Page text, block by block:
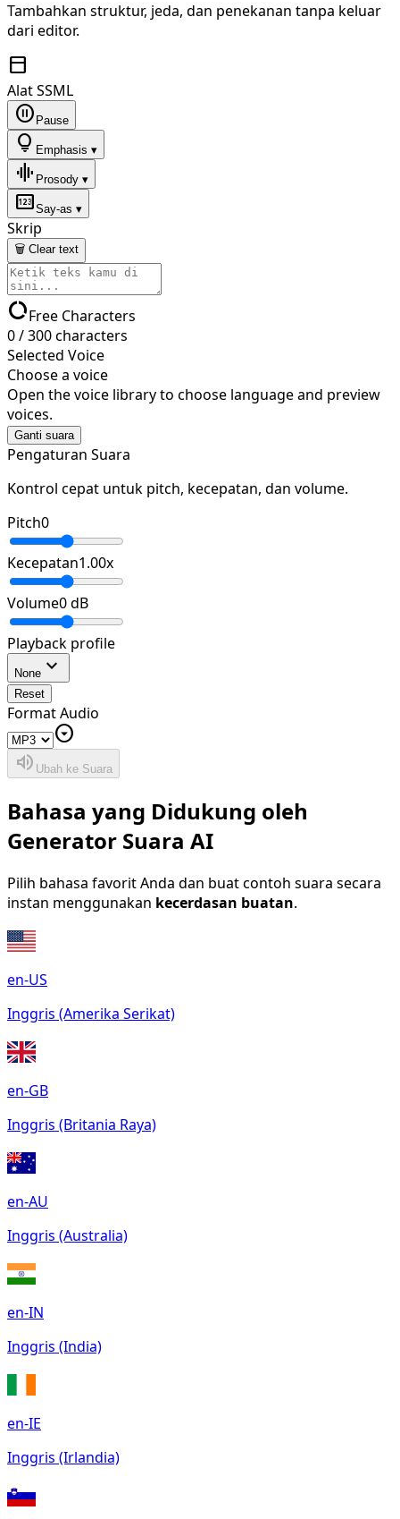
Tambahkan struktur, jeda, dan penekanan tanpa keluar
dari editor.
toolbar
Alat SSML
pause_circle Pause
lightbulb Emphasis ▾
graphic_eq Prosody ▾
pinSay-as ▾
Skrip
🗑 Clear text
data_usageFree Characters
0/300characters
Selected Voice
Choose a voice
Open the voice library to choose language and preview
voices.
Ganti suara
Pengaturan Suara
Kontrol cepat untuk pitch, kecepatan, dan volume.
Pitch0
Kecepatan1.00x
Volume0dB
Playback profile
None expand_more
Reset
Format Audio
arrow_drop_down_circle
volume_up Ubah ke Suara
Bahasa yang Didukung oleh
Generator Suara AI
Pilih bahasa favorit Anda dan buat contoh suara secara
instan menggunakan kecerdasan buatan.
en-US
Inggris (Amerika Serikat)
en-GB
Inggris (Britania Raya)
en-AU
Inggris (Australia)
en-IN
Inggris (India)
en-IE
Inggris (Irlandia)